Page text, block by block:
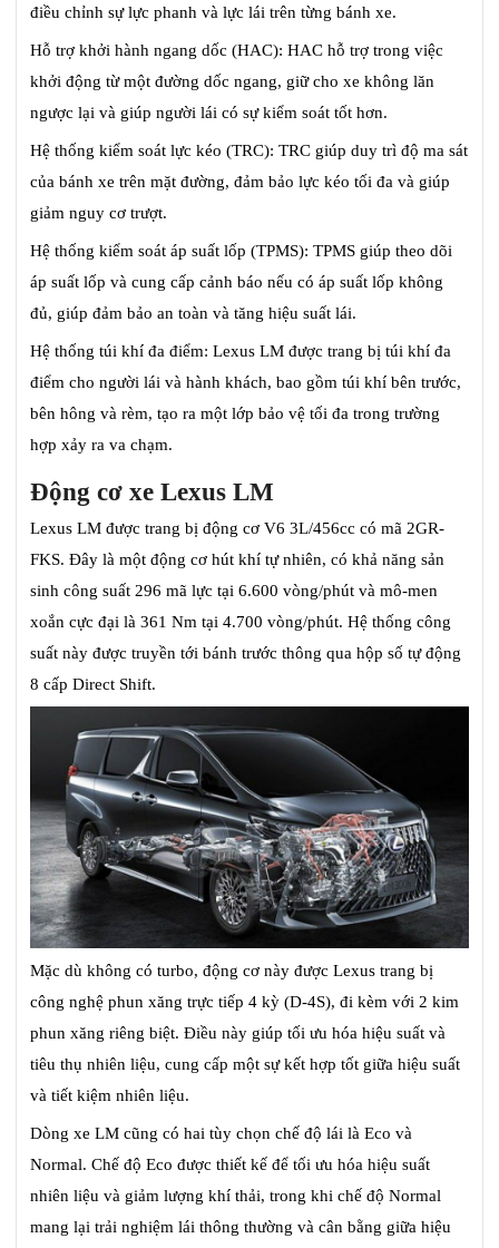
điều chỉnh sự lực phanh và lực lái trên từng bánh xe.
Hỗ trợ khởi hành ngang dốc (HAC): HAC hỗ trợ trong việc
khởi động từ một đường dốc ngang, giữ cho xe không lăn
ngược lại và giúp người lái có sự kiểm soát tốt hơn.
Hệ thống kiểm soát lực kéo (TRC): TRC giúp duy trì độ ma sát
của bánh xe trên mặt đường, đảm bảo lực kéo tối đa và giúp
giảm nguy cơ trượt.
Hệ thống kiểm soát áp suất lốp (TPMS): TPMS giúp theo dõi
áp suất lốp và cung cấp cảnh báo nếu có áp suất lốp không
đủ, giúp đảm bảo an toàn và tăng hiệu suất lái.
Hệ thống túi khí đa điểm: Lexus LM được trang bị túi khí đa
điểm cho người lái và hành khách, bao gồm túi khí bên trước,
bên hông và rèm, tạo ra một lớp bảo vệ tối đa trong trường
hợp xảy ra va chạm.
Động cơ xe Lexus LM
Lexus LM được trang bị động cơ V6 3L/456cc có mã 2GR-
FKS. Đây là một động cơ hút khí tự nhiên, có khả năng sản
sinh công suất 296 mã lực tại 6.600 vòng/phút và mô-men
xoắn cực đại là 361 Nm tại 4.700 vòng/phút. Hệ thống công
suất này được truyền tới bánh trước thông qua hộp số tự động
8 cấp Direct Shift.
Mặc dù không có turbo, động cơ này được Lexus trang bị
công nghệ phun xăng trực tiếp 4 kỳ (D-4S), đi kèm với 2 kim
phun xăng riêng biệt. Điều này giúp tối ưu hóa hiệu suất và
tiêu thụ nhiên liệu, cung cấp một sự kết hợp tốt giữa hiệu suất
và tiết kiệm nhiên liệu.
Dòng xe LM cũng có hai tùy chọn chế độ lái là Eco và
Normal. Chế độ Eco được thiết kế để tối ưu hóa hiệu suất
nhiên liệu và giảm lượng khí thải, trong khi chế độ Normal
mang lại trải nghiệm lái thông thường và cân bằng giữa hiệu